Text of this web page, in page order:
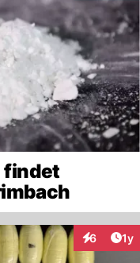
findet
6 1y